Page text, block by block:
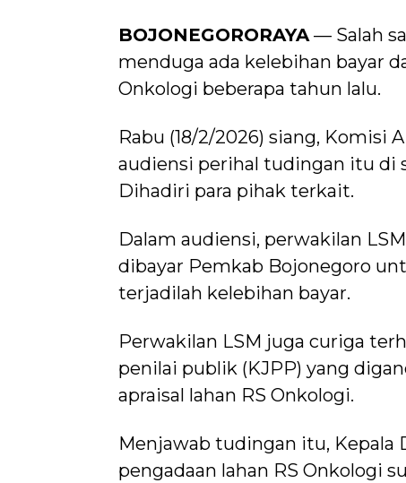
BOJONEGORORAYA— Salah
menduga ada kelebihan bayar
Onkologi beberapa tahun lalu.
Rabu (18/2/2026) siang, Komisi
audiensi perihal tudingan itu di
Dihadiri para pihak terkait.
Dalam audiensi, perwakilan
dibayar Pemkab Bojonegoro
terjadilah kelebihan bayar.
Perwakilan LSM juga curiga
penilai publik (KJPP) yang
apraisal lahan RS Onkologi.
Menjawab tudingan itu, Kepala
pengadaan lahan RS Onkologi